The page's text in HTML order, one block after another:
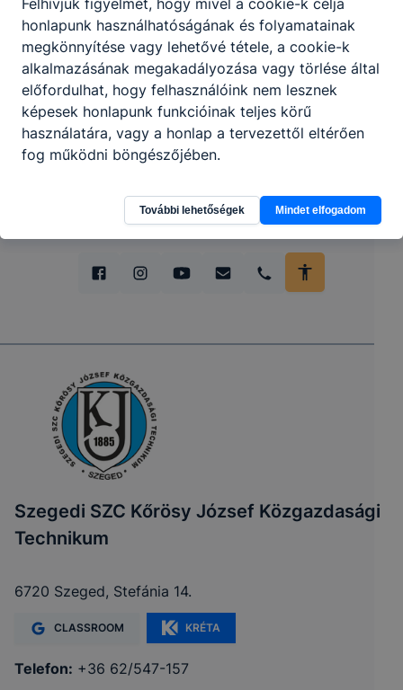
Szegedi SZC Kőrösy József Közgazdasági
Technikum
6720 Szeged, Stefánia 14.
CLASSROOM KRÉTA
Telefon: +36 62/547-157
honlapunk használhatóságának és folyamatainak
megkönnyítése vagy lehetővé tétele, a cookie-k
alkalmazásának megakadályozása vagy törlése által
előfordulhat, hogy felhasználóink nem lesznek
képesek honlapunk funkcióinak teljes körű
használatára, vagy a honlap a tervezettől eltérően
fog működni böngészőjében.
További lehetőségek Mindet elfogadom